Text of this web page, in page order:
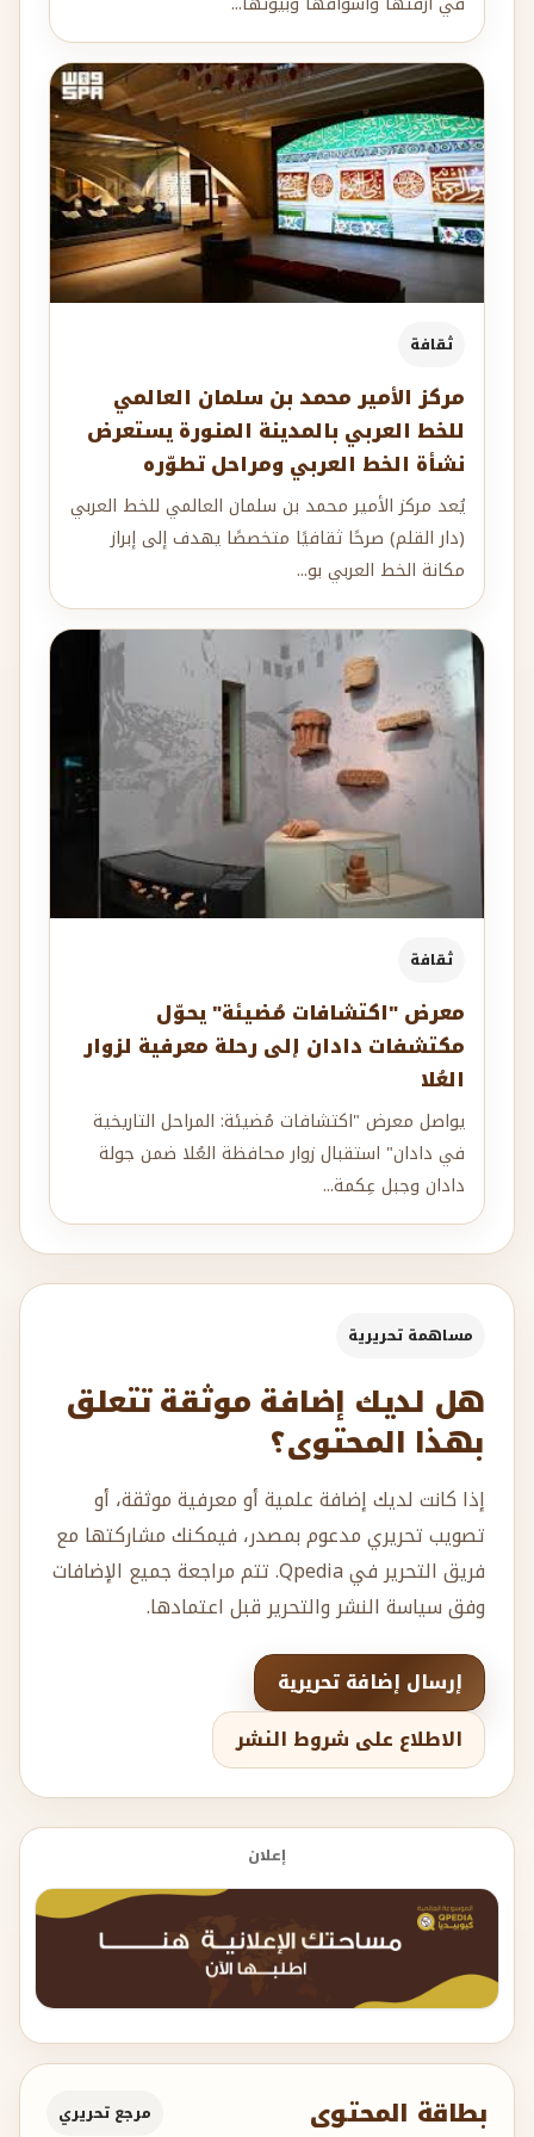
بطاقة المحتوى مرجع تحريري
ثقافة
مركز الأمير محمد بن سلمان العالمي
للخط العربي بالمدينة المنورة يستعرض
نشأة الخط العربي ومراحل تطوّره
يُعد مركز الأمير محمد بن سلمان العالمي للخط العربي
(دار القلم) صرحًا ثقافيًا متخصصًا يهدف إلى إبراز
مكانة الخط العربي بو...
ثقافة
معرض "اكتشافات مُضيئة" يحوّل
مكتشفات دادان إلى رحلة معرفية لزوار
العُلا
يواصل معرض "اكتشافات مُضيئة: المراحل التاريخية
في دادان" استقبال زوار محافظة العُلا ضمن جولة
دادان وجبل عِكمة...
مساهمة تحريرية
هل لديك إضافة موثقة تتعلق
بهذا المحتوى؟
إذا كانت لديك إضافة علمية أو معرفية موثقة، أو
تصويب تحريري مدعوم بمصدر، فيمكنك مشاركتها مع
فريق التحرير في Qpedia. تتم مراجعة جميع الإضافات
وفق سياسة النشر والتحرير قبل اعتمادها.
إرسال إضافة تحريرية
الاطلاع على شروط النشر
إعلان